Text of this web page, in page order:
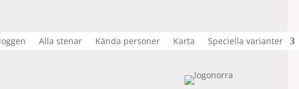
Alla stenar Kända personer Karta Speciella varianter